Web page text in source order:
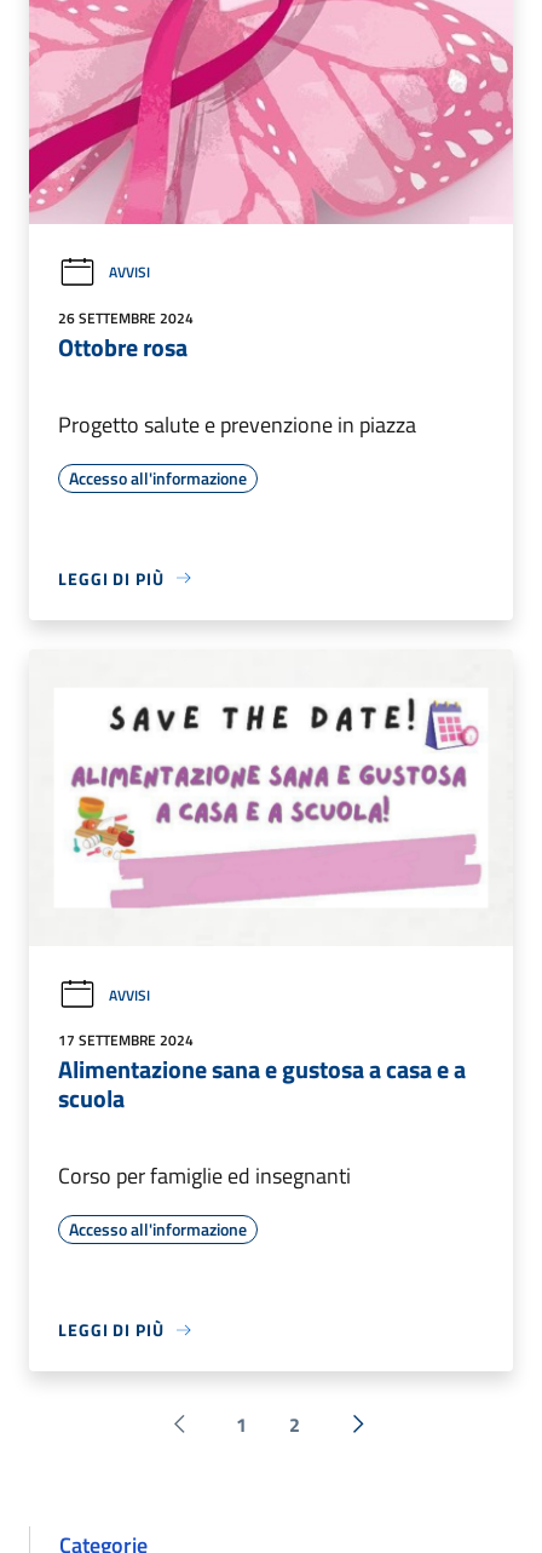
AVVISI
26 SETTEMBRE 2024
Ottobre rosa
Progetto salute e prevenzione in piazza
Accesso all'informazione
LEGGI DI PIÙ
AVVISI
17 SETTEMBRE 2024
Alimentazione sana e gustosa a casa e a
scuola
Corso per famiglie ed insegnanti
Accesso all'informazione
LEGGI DI PIÙ
Pagina precedente
1 2 Successiva »
Categorie